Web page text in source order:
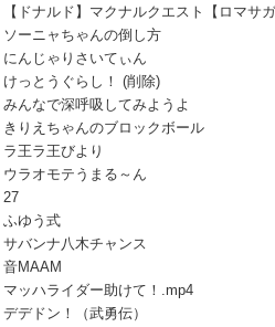
【ドナルド】マクナルクエスト【ロマサ
ソーニャちゃんの倒し方
にんじゃりさいてぃん
けっとうぐらし！ (削除)
みんなで深呼吸してみようよ
きりえちゃんのブロックボール
ラ王ラ王びより
ウラオモテうまる～ん
27
ふゆう式
サバンナ八木チャンス
音MAAM
マッハライダー助けて！.mp4
デデドン！（武勇伝）